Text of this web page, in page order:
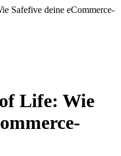
Safefive deine eCommerce-
Life: Wie